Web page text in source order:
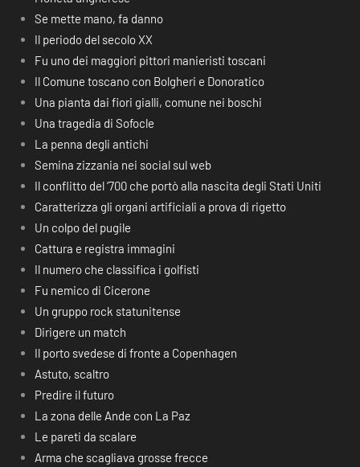
Se mette mano, fa danno
Il periodo del secolo XX
Fu uno dei maggiori pittori manieristi toscani
Il Comune toscano con Bolgheri e Donoratico
Una pianta dai fiori gialli, comune nei boschi
Una tragedia di Sofocle
La penna degli antichi
Semina zizzania nei social sul web
Il conflitto del ‘700 che portò alla nascita degli Stati Uniti
Caratterizza gli organi artificiali a prova di rigetto
Un colpo del pugile
Cattura e registra immagini
Il numero che classifica i golfisti
Fu nemico di Cicerone
Un gruppo rock statunitense
Dirigere un match
Il porto svedese di fronte a Copenhagen
Astuto, scaltro
Predire il futuro
La zona delle Ande con La Paz
Le pareti da scalare
Arma che scagliava grosse frecce